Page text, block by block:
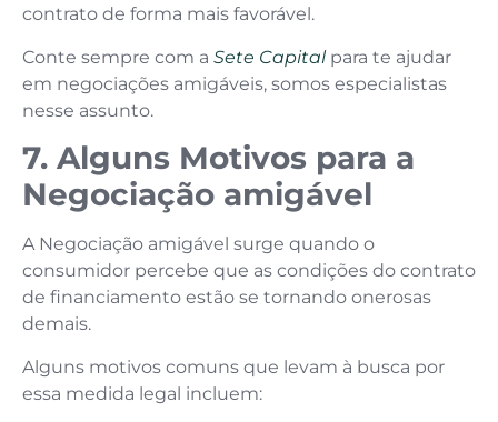
contrato de forma mais favorável.
Conte sempre com a Sete Capitalpara te ajudar
em negociações amigáveis, somos especialistas
nesse assunto.
7. Alguns Motivos para a
Negociação amigável
A Negociação amigável surge quando o
consumidor percebe que as condições do contrato
de financiamento estão se tornando onerosas
demais.
Alguns motivos comuns que levam à busca por
essa medida legal incluem: